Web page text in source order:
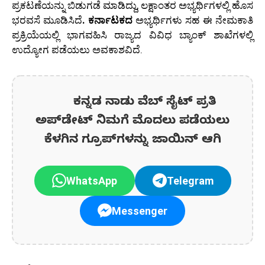
ಪ್ರಕಟಣೆಯನ್ನು ಬಿಡುಗಡೆ ಮಾಡಿದ್ದು, ಲಕ್ಷಾಂತರ ಅಭ್ಯರ್ಥಿಗಳಲ್ಲಿ ಹೊಸ
ಭರವಸೆ ಮೂಡಿಸಿದೆ. ಕರ್ನಾಟಕದ ಅಭ್ಯರ್ಥಿಗಳು ಸಹ ಈ ನೇಮಕಾತಿ
ಪ್ರಕ್ರಿಯೆಯಲ್ಲಿ ಭಾಗವಹಿಸಿ ರಾಜ್ಯದ ವಿವಿಧ ಬ್ಯಾಂಕ್ ಶಾಖೆಗಳಲ್ಲಿ
ಉದ್ಯೋಗ ಪಡೆಯಲು ಅವಕಾಶವಿದೆ.
ಕನ್ನಡ ನಾಡು ವೆಬ್ ಸೈಟ್ ಪ್ರತಿ
ಅಪ್‌ಡೇಟ್‌ ನಿಮಗೆ ಮೊದಲು ಪಡೆಯಲು
ಕೆಳಗಿನ ಗ್ರೂಪ್‌ಗಳನ್ನು ಜಾಯಿನ್ ಆಗಿ
WhatsApp Telegram
Messenger